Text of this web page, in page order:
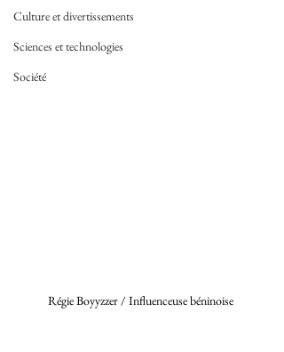
Culture et divertissements
Sciences et technologies
Société
Régie Boyyzzer / Influenceuse béninoise